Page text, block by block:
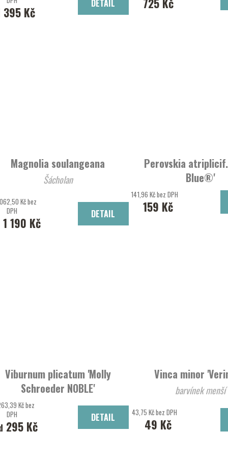
395 Kč
DETAIL
Magnolia soulangeana
Šácholan
Kč bez
DPH
1 190 Kč
DETAIL
Perovskia
Blue®'
perovskie lebedolistá
141,96 Kč bez DPH
159 Kč
Viburnum plicatum 'Molly
Schroeder NOBLE'
Kalina řasnatá
Kč bez
DPH
295 Kč
DETAIL
Vinca minor
barvínek menší
43,75 Kč bez DPH
49 Kč